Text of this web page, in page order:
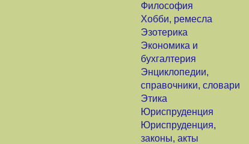
Философия
Хобби, ремесла
Эзотерика
Экономика и
бухгалтерия
Энциклопедии,
справочники, словари
Этика
Юриспруденция
Юриспруденция,
законы, акты